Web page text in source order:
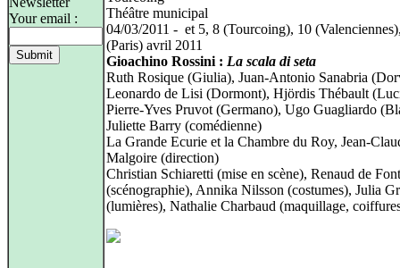
Your email :
Théâtre municipal
04/03/2011 - et 5, 8 (Tourcoing), 10
(Paris) avril 2011
Gioachino Rossini : La scala di seta
Ruth Rosique (Giulia), Juan-Antonio Sanabria
Leonardo de Lisi (Dormont), Hjördis Thébault
Pierre-Yves Pruvot (Germano), Ugo Guagliardo
Juliette Barry (comédienne)
La Grande Ecurie et la Chambre du Roy, Jean-
Malgoire (direction)
Christian Schiaretti (mise en scène), Renaud de
(scénographie), Annika Nilsson (costumes), Julia
(lumières), Nathalie Charbaud (maquillage,